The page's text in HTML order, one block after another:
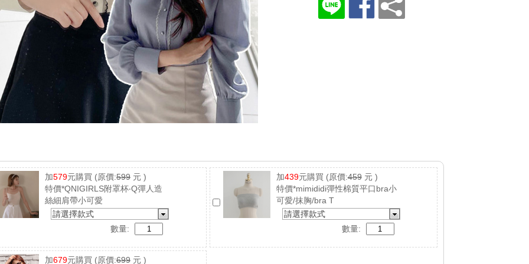
加579元購買 (原價:599 元 )
特價*QNIGIRLS附罩杯‧Q彈人造
絲細肩帶小可愛
請選擇款式
數量:
加439元購買 (原價:459元 )
特價*mimididi彈性棉質平口bra小
可愛/抹胸/bra T
請選擇款式
數量:
加679元購買 (原價:699 元 )